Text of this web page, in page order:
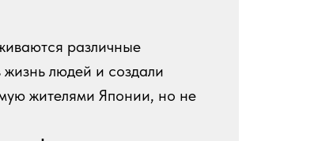
различные
людей и создали
жителями Японии, но не